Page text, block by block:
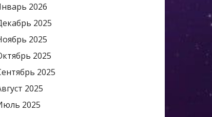
2026
2025
2025
2025
2025
2025
2025